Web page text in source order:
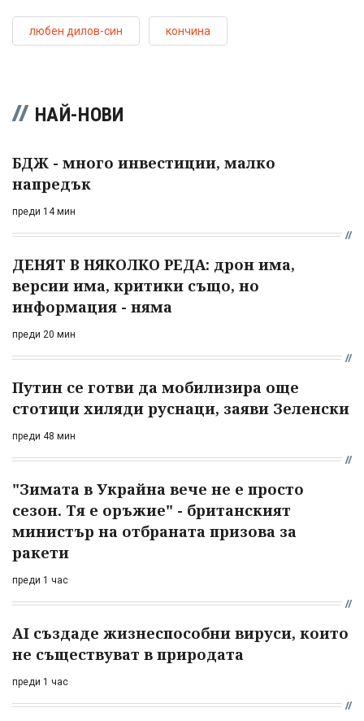
любен дилов-син кончина
НАЙ-НОВИ
БДЖ - много инвестиции, малко
напредък
преди 14 мин
ДЕНЯТ В НЯКОЛКО РЕДА: дрон има,
версии има, критики също, но
информация - няма
преди 20 мин
Путин се готви да мобилизира още
стотици хиляди руснаци, заяви Зеленски
преди 48 мин
"Зимата в Украйна вече не е просто
сезон. Тя е оръжие" - британският
министър на отбраната призова за
ракети
преди 1 час
AI създаде жизнеспособни вируси, които
не съществуват в природата
преди 1 час